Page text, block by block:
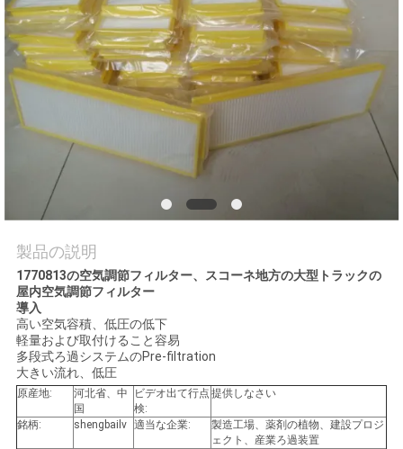
旅
行
品
理
私
達
に
連
絡
製品の説明
1770813の空気調節フィルター、スコーネ地方の大型トラックの
屋内空気調節フィルター
導入
高い空気容積、低圧の低下
軽量および取付けること容易
多段式ろ過システムのPre-filtration
大きい流れ、低圧
原産地:
河北省、中
国
ビデオ出て行点
検:
提供しなさい
銘柄: shengbailv 適当な企業:
製造工場、薬剤の植物、建設プロジ
ェクト、産業ろ過装置